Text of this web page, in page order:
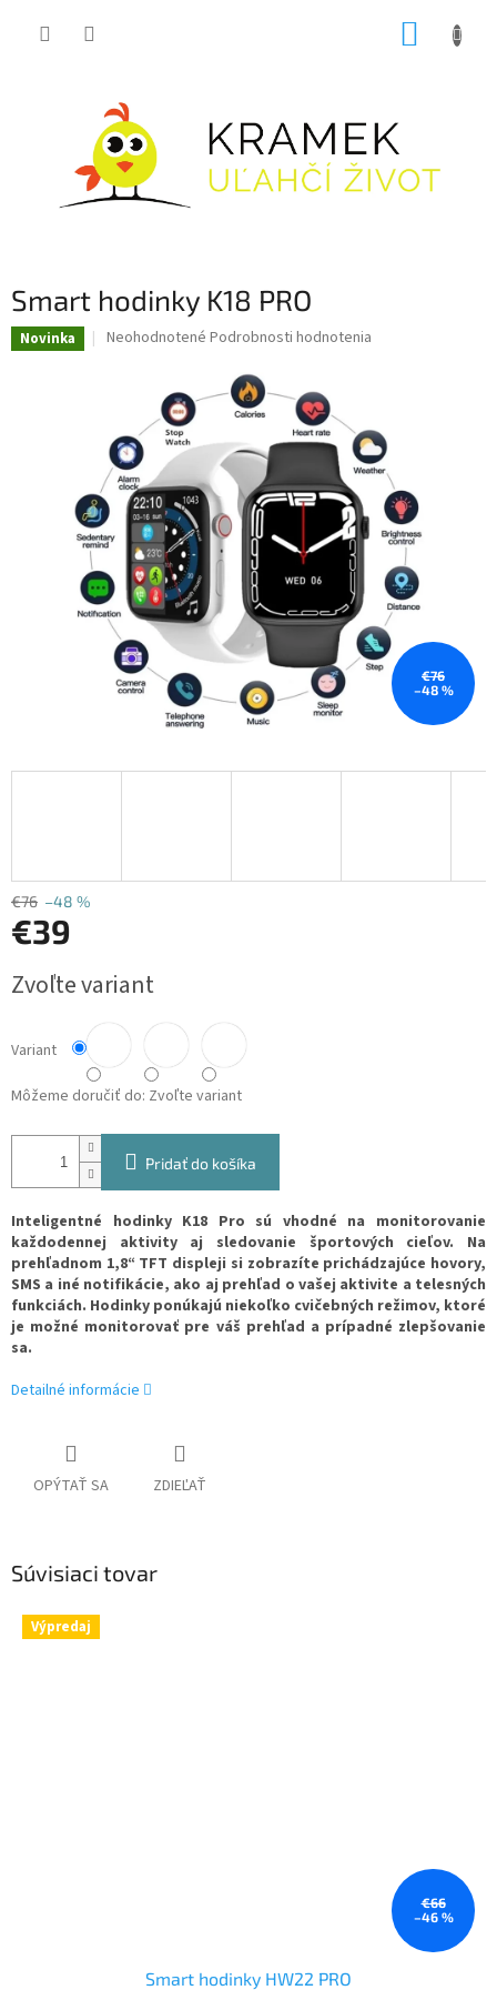
Smart hodinky K18 PRO
Novinka
Priemerné
z
5
hviezdičiek.
Neohodnotené Podrobnosti hodnotenia
€76
–48 %
€76 –48 %
€39
cena:
Zvoľte variant
Variant
Môžeme doručiť do: Zvoľte variant
Pridať do košíka
Inteligentné hodinky K18 Pro sú vhodné na monitorovanie
každodennej aktivity aj sledovanie športových cieľov. Na
prehľadnom 1,8“ TFT displeji si zobrazíte prichádzajúce hovory,
SMS a iné notifikácie, ako aj prehľad o vašej aktivite a telesných
funkciách. Hodinky ponúkajú niekoľko cvičebných režimov, ktoré
je možné monitorovať pre váš prehľad a prípadné zlepšovanie
sa.
Detailné informácie
OPÝTAŤ SA ZDIEĽAŤ
Súvisiaci tovar
Výpredaj
€66
–46 %
Smart hodinky HW22 PRO